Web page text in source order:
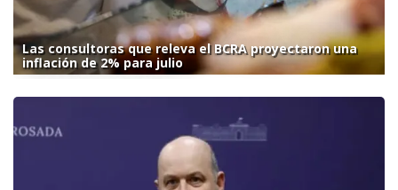
Las consultoras que releva el BCRA proyectaron una
inflación de 2% para julio